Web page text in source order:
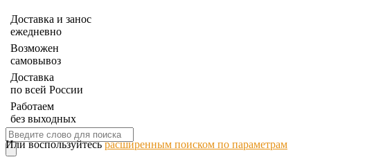
Доставка и занос
ежедневно
Возможен
самовывоз
Доставка
по всей России
Работаем
без выходных
Или воспользуйтесьрасширенным поиском по параметрам